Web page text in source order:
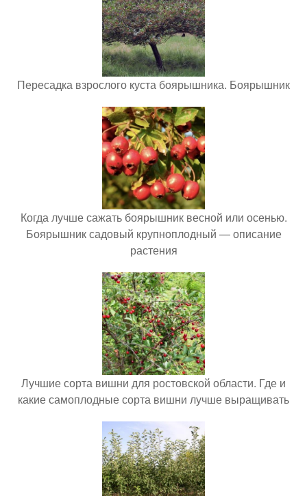
Пересадка взрослого куста боярышника. Боярышник
Когда лучше сажать боярышник весной или осенью.
Боярышник садовый крупноплодный — описание
растения
Лучшие сорта вишни для ростовской области. Где и
какие самоплодные сорта вишни лучше выращивать